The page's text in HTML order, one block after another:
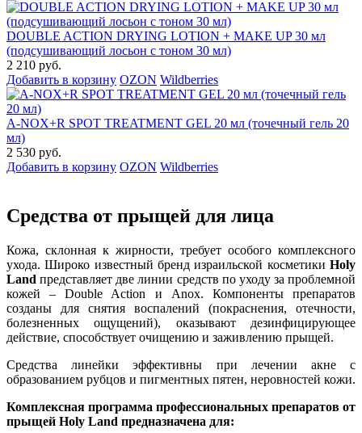
DOUBLE ACTION DRYING LOTION + MAKE UP 30 мл
(подсушивающий лосьон с тоном 30 мл)
2 210 руб.
Добавить в корзину OZON Wildberries
A-NOX+R SPOT TREATMENT GEL 20 мл (точечный гель 20
мл)
2 530 руб.
Добавить в корзину OZON Wildberries
Средства от прыщей для лица
Кожа, склонная к жирности, требует особого комплексного
ухода. Широко известный бренд израильской косметики Holy
Land представляет две линии средств по уходу за проблемной
кожей – Double Action и Anox. Компоненты препаратов
созданы для снятия воспалений (покраснения, отечности,
болезненных ощущений), оказывают дезинфицирующее
действие, способствует очищению и заживлению прыщей.
Средства линейки эффективны при лечении акне с
образованием рубцов и пигментных пятен, неровностей кожи.
Комплексная программа профессиональных препаратов от
прыщей Holy Land предназначена для: